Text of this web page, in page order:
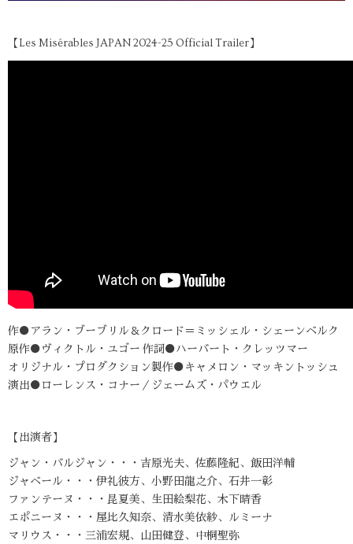
【Les Misérables JAPAN 2024-25 Official Trailer】
作●アラン・ブーブリル＆クロード＝ミッシェル・シェーンベルク
原作●ヴィクトル・ユゴー 作詞●ハーバート・クレッツマー
オリジナル・プロダクション製作●キャメロン・マッキントッシュ
演出●ローレンス・コナー／ジェームズ・パウエル
【出演者】
ジャン・バルジャン・・・吉原光夫、佐藤隆紀、飯田洋輔
ジャベール・・・伊礼彼方、小野田龍之介、石井一彰
ファンテーヌ・・・昆夏美、生田絵梨花、木下晴香
エポニーヌ・・・屋比久知奈、清水美依紗、ルミーナ
マリウス・・・三浦宏規、山田健登、中桐聖弥